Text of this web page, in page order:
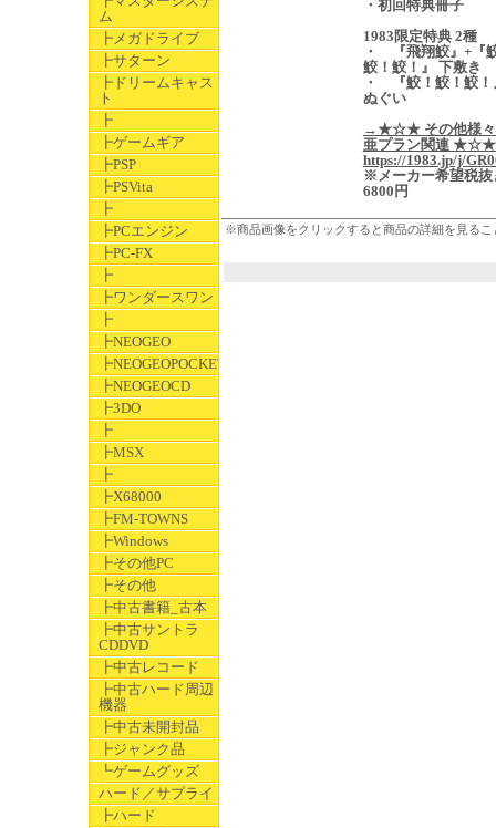
ム
┣メガドライブ
┣サターン
┣ドリームキャス
ト
┣
┣ゲームギア
┣PSP
┣PSVita
┣
┣PCエンジン
┣PC-FX
┣
┣ワンダースワン
┣
┣NEOGEO
┣NEOGEOPOCKET
┣NEOGEOCD
┣3DO
┣
┣MSX
┣
┣X68000
┣FM-TOWNS
┣Windows
┣その他PC
┣その他
┣中古書籍_古本
┣中古サントラ
CDDVD
┣中古レコード
┣中古ハード周辺
機器
┣中古未開封品
┣ジャンク品
┗ゲームグッズ
ハード／サプライ
┣ハード
・初回特典冊子
1983限定特典 2種
・ 『飛翔鮫』+『
鮫！鮫！』 下敷き
・ 『鮫！鮫！鮫！
ぬぐい
→★☆★ その他様々
亜プラン関連
https://1983.jp/j/
※メーカー希望税抜
6800円
※商品画像をクリックすると商品の詳細を見るこ